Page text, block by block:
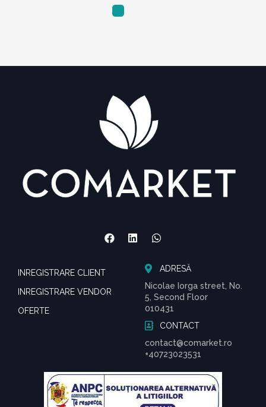
INREGISTRARE CLIENT
INREGISTRARE VENDOR
OFERTE
ADRESĂ
Nicolae Iorga street, No.
5, Second Floor
010431
CONTACT
contact@comarket.ro
+40723023531